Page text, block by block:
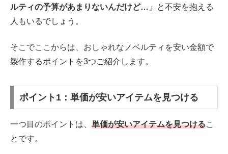
ルティの予算があまりないんだけど…」
と不安を抱える
人もいるでしょう。
そこでここからは、おしゃれなノベルティを安い金額で
製作するポイントを3つご紹介します。
ポイント1：単価が安いアイテムを見つける
一つ目のポイントは、 単価が安いアイテムを見つけるこ
とです。